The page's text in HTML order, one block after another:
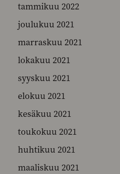
tammikuu 2022
joulukuu 2021
marraskuu 2021
lokakuu 2021
syyskuu 2021
elokuu 2021
kesäkuu 2021
toukokuu 2021
huhtikuu 2021
maaliskuu 2021